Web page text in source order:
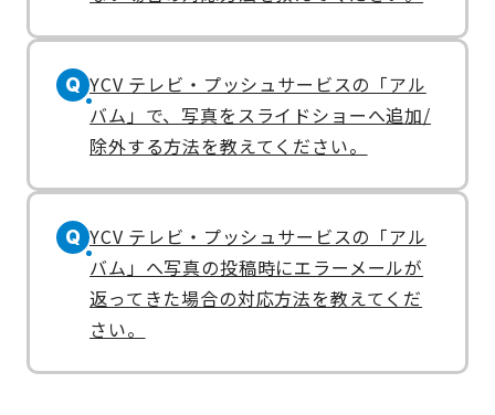
Q YCV テレビ・プッシュサービスの「アル
バム」で、写真をスライドショーへ追加/
除外する方法を教えてください。
Q YCV テレビ・プッシュサービスの「アル
バム」へ写真の投稿時にエラーメールが
返ってきた場合の対応方法を教えてくだ
さい。